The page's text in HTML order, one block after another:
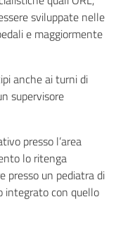
sviluppate nelle
e maggiormente
anche ai turni di
supervisore
presso l’area
lo ritenga
presso un pediatra di
integrato con quello